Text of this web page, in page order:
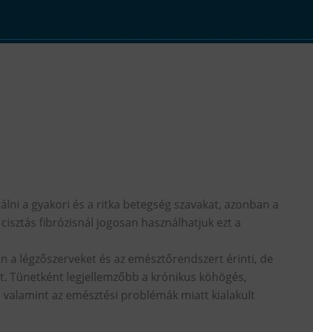
a gyakori és a ritka betegség szavakat, azonban a
fibrózisnál jogosan használhatjuk ezt a
a légzőszerveket és az emésztőrendszert érinti, de
Tünetként legjellemzőbb a krónikus köhögés,
az emésztési problémák miatt kialakult